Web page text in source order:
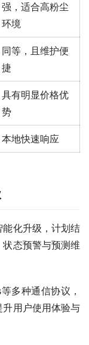
强，适合高粉尘
环境
同等，且维护便
捷
具有明显价格优
势
本地快速响应
化升级，计划结
态预警与预测维
多种通信协议，
用户使用体验与